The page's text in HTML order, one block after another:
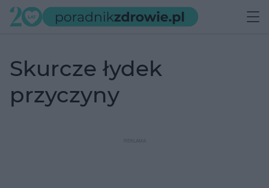
skurcze łydek
przyczyny